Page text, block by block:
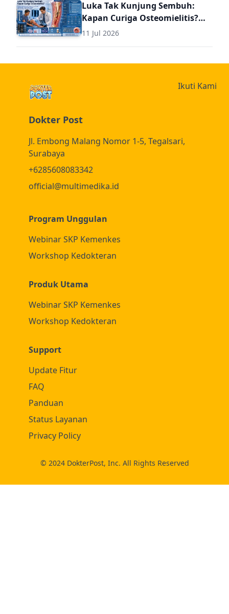
Luka Tak Kunjung Sembuh:
Kapan Curiga Osteomielitis?
Panduan Komprehensif
Umum (Termasuk Dosis Obat
11 Jul 2026
Dokter Post
Jl. Embong Malang Nomor 1-5, Tegalsari,
Surabaya
+6285608083342
official@multimedika.id
Program Unggulan
Webinar SKP Kemenkes
Workshop Kedokteran
Produk Utama
Webinar SKP Kemenkes
Workshop Kedokteran
Support
Update Fitur
FAQ
Panduan
Status Layanan
Privacy Policy
Ikuti Kami
© 2024 DokterPost, Inc. All Rights Reserved